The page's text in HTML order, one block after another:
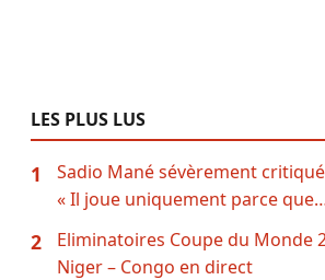
LES PLUS LUS
1
Sadio Mané sévèrement
« Il joue uniquement parce
2
Eliminatoires Coupe du Monde
Niger – Congo en direct